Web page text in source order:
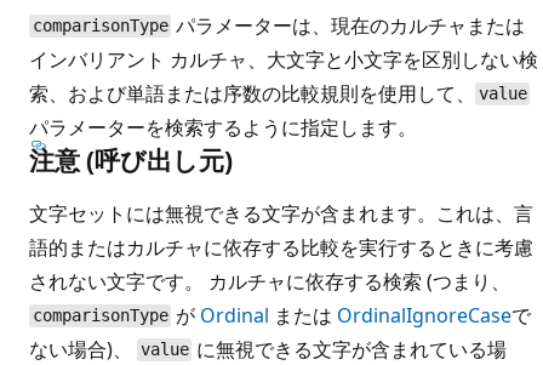
comparisonType パラメーターは、現在のカルチャまたは
インバリアント カルチャ、大文字と小文字を区別しない検
索、および単語または序数の比較規則を使用して、
value
パラメーターを検索するように指定します。
注意 (呼び出し元)
文字セットには無視できる文字が含まれます。これは、言
語的またはカルチャに依存する比較を実行するときに考慮
されない文字です。 カルチャに依存する検索 (つまり、
comparisonType が Ordinal または OrdinalIgnoreCaseで
ない場合)、
value に無視できる文字が含まれている場